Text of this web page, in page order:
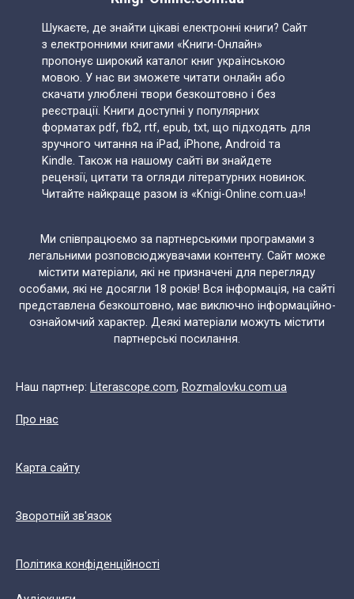
Шукаєте, де знайти цікаві електронні книги? Сайт
з електронними книгами «Книги-Онлайн»
пропонує широкий каталог книг українською
мовою. У нас ви зможете читати онлайн або
скачати улюблені твори безкоштовно і без
реєстрації. Книги доступні у популярних
форматах pdf, fb2, rtf, epub, txt, що підходять для
зручного читання на iPad, iPhone, Android та
Kindle. Також на нашому сайті ви знайдете
рецензії, цитати та огляди літературних новинок.
Читайте найкраще разом із «Knigi-Online.com.ua»!
Ми співпрацюємо за партнерськими програмами з
легальними розповсюджувачами контенту. Сайт може
містити матеріали, які не призначені для перегляду
особами, які не досягли 18 років! Вся інформація, на сайті
представлена безкоштовно, має виключно інформаційно-
ознайомчий характер. Деякі матеріали можуть містити
партнерські посилання.
Наш партнер: Literascope.com, Rozmalovku.com.ua
Про нас
Карта сайту
Зворотній зв'язок
Політика конфіденційності